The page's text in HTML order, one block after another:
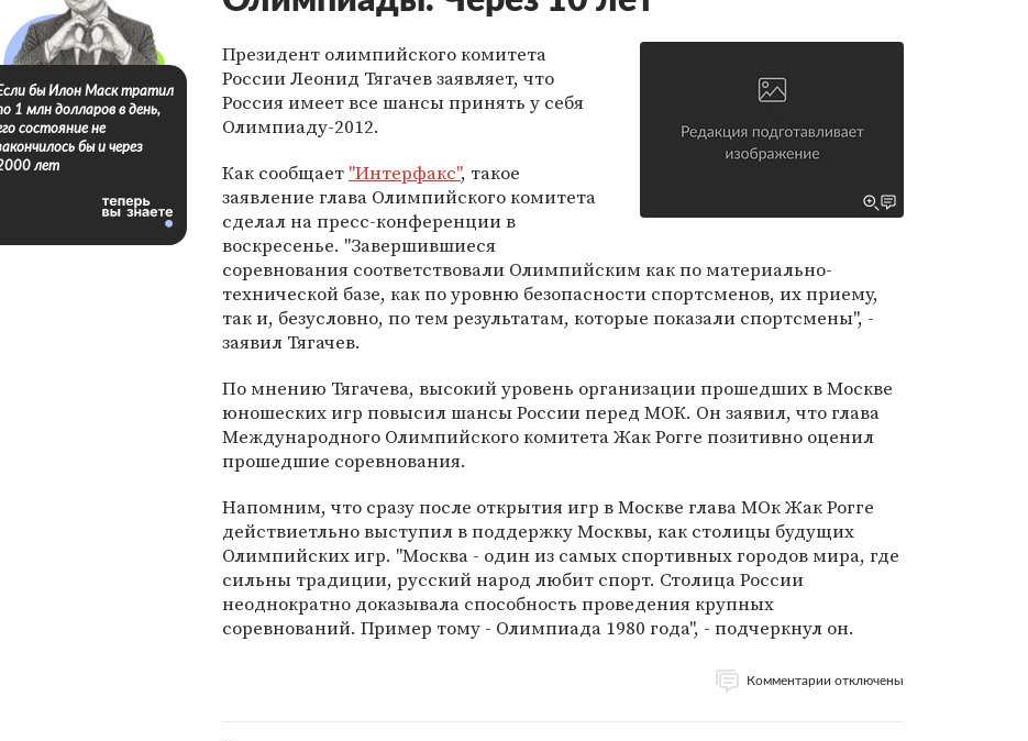
Президент олимпийского комитета
России Леонид Тягачев заявляет, что
Россия имеет все шансы принять у себя
Олимпиаду-2012.
Как сообщает "Интерфакс", такое
заявление глава Олимпийского комитета
сделал на пресс-конференции в
воскресенье. "Завершившиеся
соревнования соответствовали Олимпийским как по материально-
технической базе, как по уровню безопасности спортсменов, их приему,
так и, безусловно, по тем результатам, которые показали спортсмены", -
заявил Тягачев.
По мнению Тягачева, высокий уровень организации прошедших в Москве
юношеских игр повысил шансы России перед МОК. Он заявил, что глава
Международного Олимпийского комитета Жак Рогге позитивно оценил
прошедшие соревнования.
Напомним, что сразу после открытия игр в Москве глава МОк Жак Рогге
действиетльно выступил в поддержку Москвы, как столицы будущих
Олимпийских игр. "Москва - один из самых спортивных городов мира, где
сильны традиции, русский народ любит спорт. Столица России
неоднократно доказывала способность проведения крупных
соревнований. Пример тому - Олимпиада 1980 года", - подчеркнул он.
Комментарии отключены
бы Илон Маск тратил
1 млн долларов в день,
состояние не
бы и через
лет